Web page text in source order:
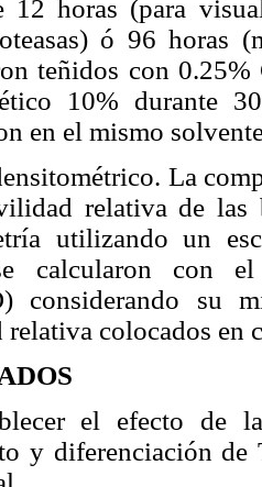
12 horas (para
ó 96 horas
teñidos con
10% durante
en el mismo
La
relativa de las
utilizando un
calcularon con
considerando su
colocados en
el efecto de
y diferenciación de